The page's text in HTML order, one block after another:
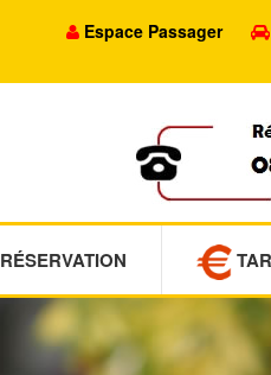
Espace Passager
RÉSERVATION